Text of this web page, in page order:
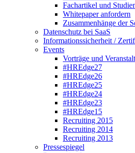
Fachartikel und
Whitepaper anfordern
Zusammenhänge der
Datenschutz bei SaaS
Informationssicherheit /
Events
Vorträge und
#HREdge27
#HREdge26
#HREdge25
#HREdge24
#HREdge23
#HREdge15
Recruiting 2015
Recruiting 2014
Recruiting 2013
Pressespiegel